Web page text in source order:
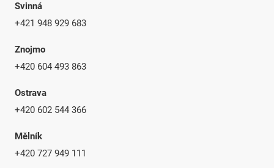
Svinná
+421 948 929 683
Znojmo
+420 604 493 863
Ostrava
+420 602 544 366
Mělník
+420 727 949 111